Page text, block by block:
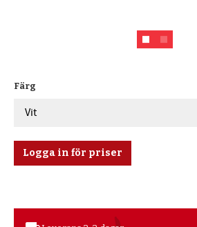
Färg
Logga in för priser